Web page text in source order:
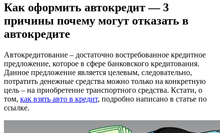
Как оформить автокредит — 3
причины почему могут отказать в
автокредите
Автокредитование – достаточно востребованное кредитное
предложение, которое в сфере банковского кредитования.
Данное предложение является целевым, следовательно,
потратить денежные средства можно только на конкретную
цель – на приобретение транспортного средства. Кстати, о
том, как взять авто в кредит, подробно написано в статье по
ссылке.